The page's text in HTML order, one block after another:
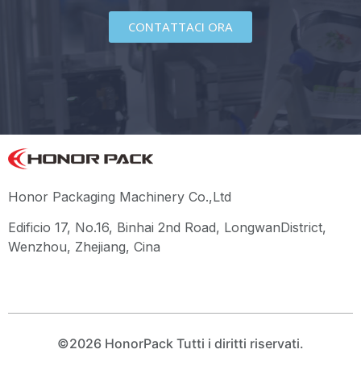
CONTATTACI ORA
Honor Packaging Machinery Co.,Ltd
Edificio 17, No.16, Binhai 2nd Road, LongwanDistrict,
Wenzhou, Zhejiang, Cina
©2026 HonorPack Tutti i diritti riservati.